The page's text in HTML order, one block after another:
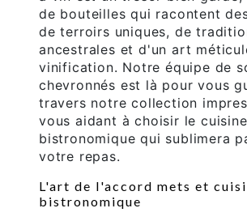
de bouteilles qui racontent
de terroirs uniques, de
ancestrales et d'un art
vinification. Notre équipe de
chevronnés est là pour vous
travers notre collection
vous aidant à choisir le cuisine
bistronomique qui sublimera
votre repas.
L'art de l'accord mets et
bistronomique